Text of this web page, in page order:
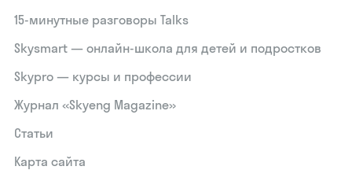
15‑минутные разговоры Talks
Skysmart — онлайн-школа для детей и подростков
Skypro — курсы и профессии
Журнал «Skyeng Magazine»
Статьи
Карта сайта